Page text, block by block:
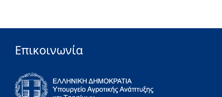
Επικοινωνία